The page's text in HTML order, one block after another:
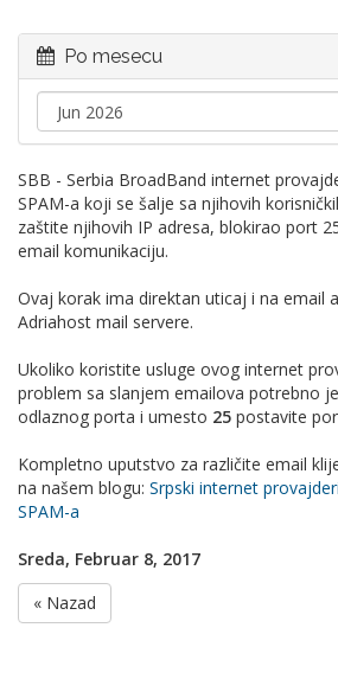
Po mesecu
SBB - Serbia BroadBand internet
SPAM-a koji se šalje sa njihovih
zaštite njihovih IP adresa, blokirao port
email komunikaciju.
Ovaj korak ima direktan uticaj i na email
Adriahost mail servere.
Ukoliko koristite usluge ovog internet
problem sa slanjem emailova potrebno
odlaznog porta i umesto 25 postavite
Kompletno uputstvo za različite email
na našem blogu: Srpski internet
SPAM-a
Sreda, Februar 8, 2017
« Nazad